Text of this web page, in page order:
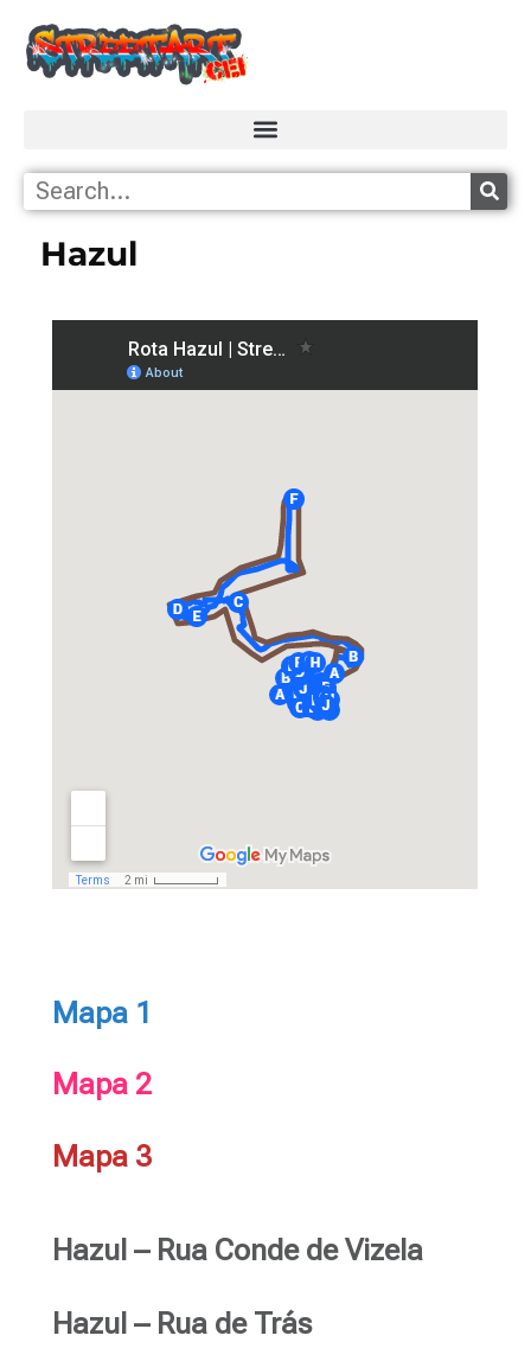
Hazul
Mapa 1
Mapa 2
Mapa 3
Hazul – Rua Conde de Vizela
Hazul – Rua de Trás